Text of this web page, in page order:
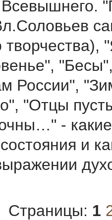
России",
"Отцы
-
и
Страницы: 1